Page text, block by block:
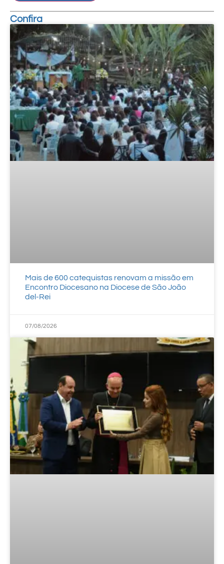
Confira
Mais de 600 catequistas renovam a missão em
Encontro Diocesano na Diocese de São João
del-Rei
07/08/2026